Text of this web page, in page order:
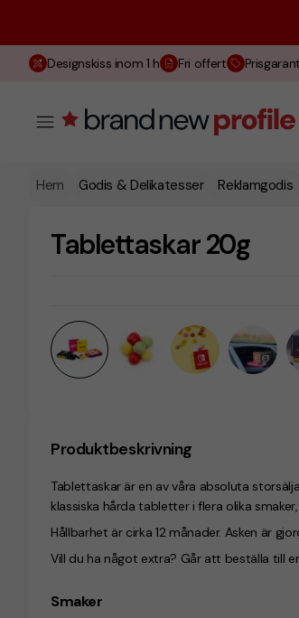
Designskiss inom 1 h Fri offert
Hem Godis & Delikatesser Reklamgodis
Tablettaskar 20g
Produktbeskrivning
Tablettaskar är en av våra absoluta
klassiska hårda tabletter i flera olika
Hållbarhet är cirka 12 månader. Asken är
Vill du ha något extra? Går att beställa till
Smaker